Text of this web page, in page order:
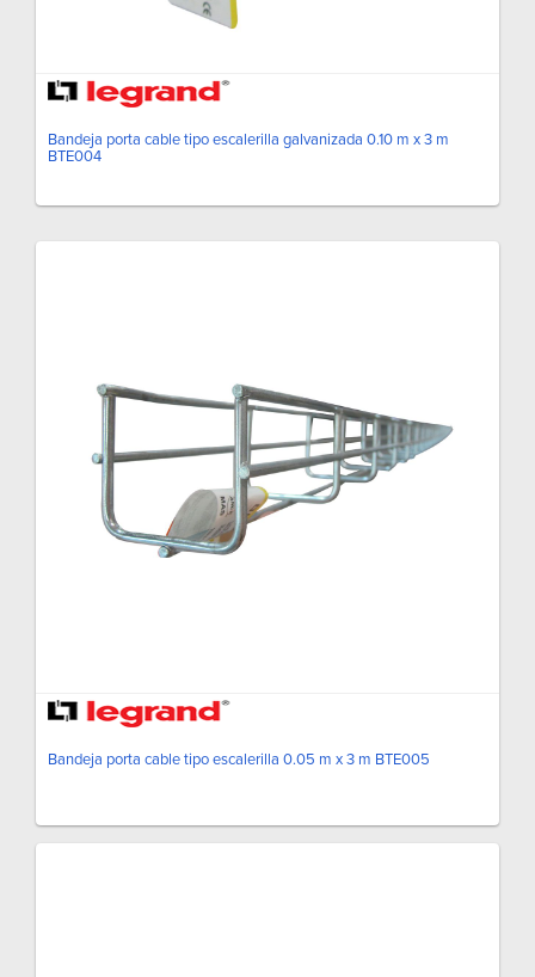
Bandeja porta cable tipo escalerilla galvanizada 0.10 m x 3 m
BTE004
Bandeja porta cable tipo escalerilla 0.05 m x 3 m BTE005